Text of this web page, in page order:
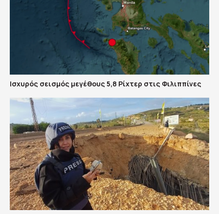
Ισχυρός σεισμός μεγέθους 5,8 Ρίχτερ στις Φιλιππίνες